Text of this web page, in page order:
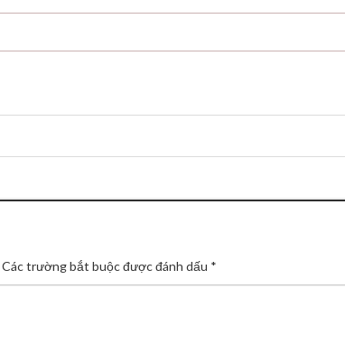
Các trường bắt buộc được đánh dấu *